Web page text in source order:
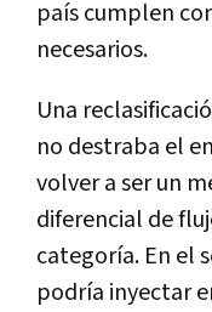
país cumplen
necesarios.
Una
no destraba el
volver a ser un
diferencial de
categoría. En el
podría inyectar